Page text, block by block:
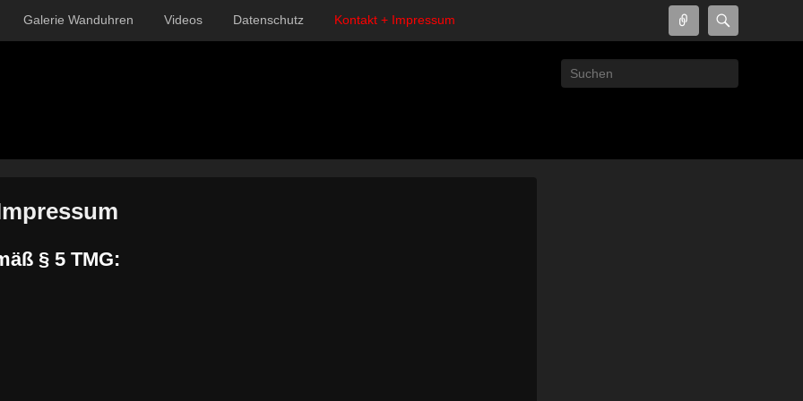
Connect
Galerie Wanduhren Videos Datenschutz Kontakt + Impressum
Search
§ 5 TMG: